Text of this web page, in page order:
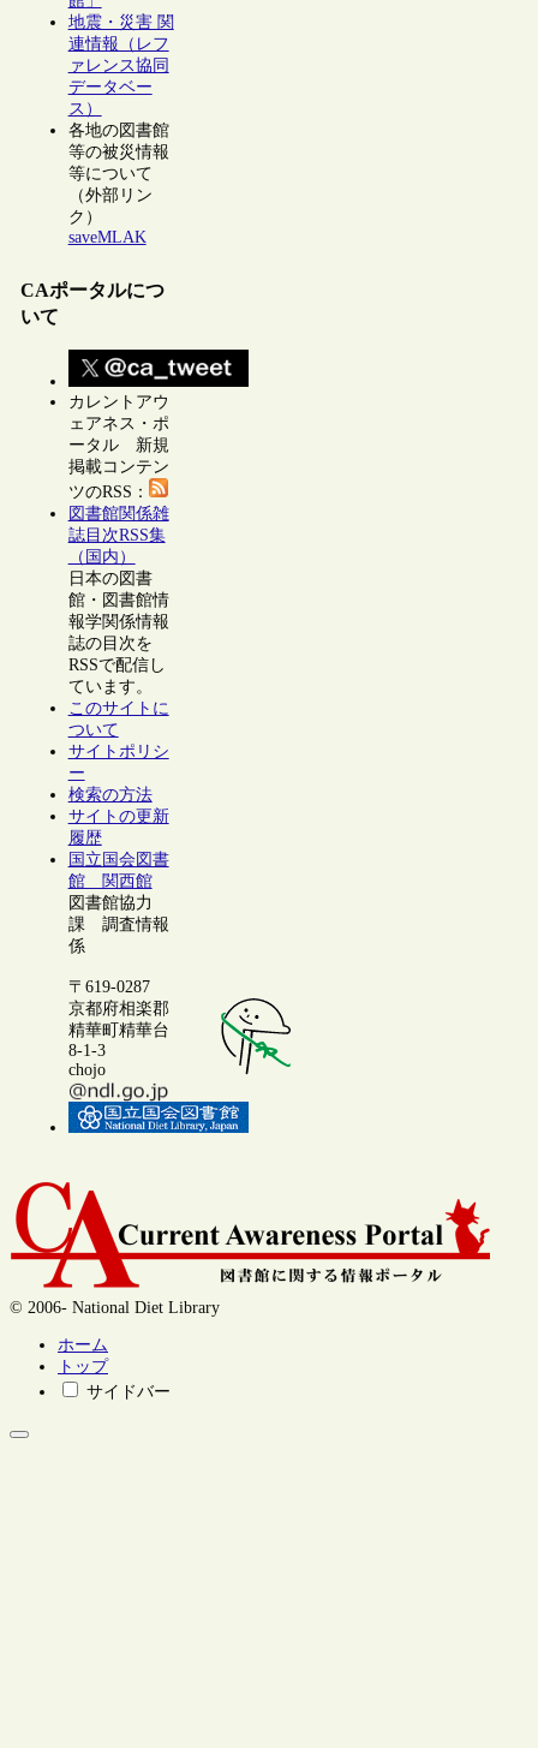
地震・災害 関
連情報（レフ
ァレンス協同
データベー
ス）
各地の図書館
等の被災情報
等について
（外部リン
ク）
saveMLAK
CAポータルにつ
いて
カレントアウ
ェアネス・ポ
ータル 新規
掲載コンテン
ツのRSS：
図書館関係雑
誌目次RSS集
（国内）
日本の図書
館・図書館情
報学関係情報
誌の目次を
RSSで配信し
ています。
このサイトに
ついて
サイトポリシ
ー
検索の方法
サイトの更新
履歴
国立国会図書
館 関西館
図書館協力
課 調査情報
係
〒619-0287
京都府相楽郡
精華町精華台
8-1-3
chojo
© 2006- National Diet Library
ホーム
トップ
サイドバー